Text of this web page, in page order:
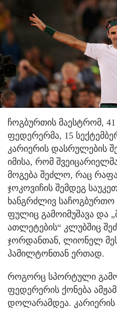
ჩოგბურთის მაესტრომ,
ფედერერმა, 15
კარიერის დასრულების
იმისა, რომ
მოგება შეძლო, რაც
ჯოკოვიჩის შემდეგ
ხანგრძლივ საჩოგბურთო
ფულიც გამოიმუშავა
ათლეტების“ კლუბშიც
ჯორდანთან, ლიონელ
ჰამილტონთან ერთად.
როგორც სპორტული
ფედერერის ქონება
დოლარამდეა. კარიერის